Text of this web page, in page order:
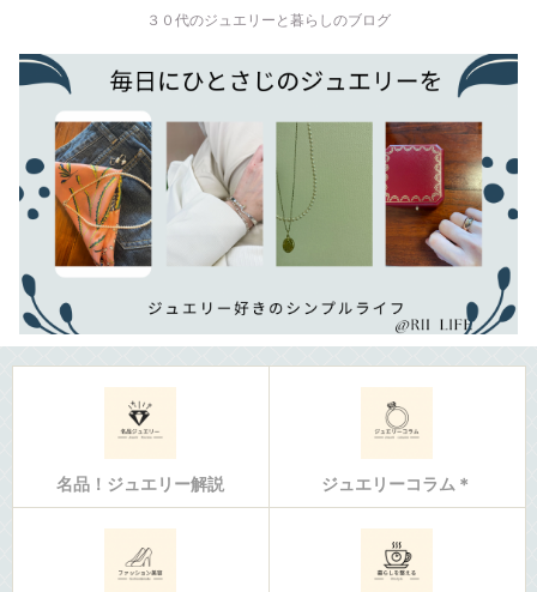
３０代のジュエリーと暮らしのブログ
名品！ジュエリー解説 ジュエリーコラム＊